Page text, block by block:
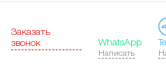
Заказать
звонок
WhatsApp
Написать